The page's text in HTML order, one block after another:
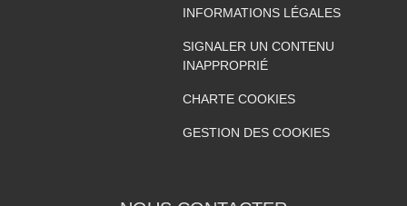
INFORMATIONS LÉGALES
SIGNALER UN CONTENU
INAPPROPRIÉ
CHARTE COOKIES
GESTION DES COOKIES